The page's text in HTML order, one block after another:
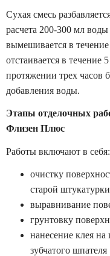
Сухая смесь
расчета 200-300 мл
вымешивается в
отстаивается в течение
протяжении трех часов
добавления воды.
Этапы отделочных
Флизен Плюс
Работы включают в себя:
очистку
старой штукатурки
выравнивание
грунтовку
нанесение клея
зубчатого шпателя